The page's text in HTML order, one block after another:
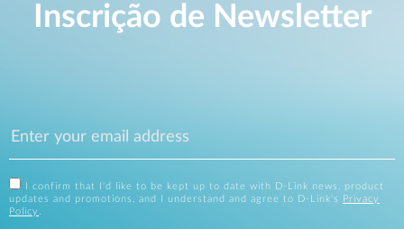
Inscrição de Newsletter
I confirm that I'd like to be kept up to date with D-Link news, product
updates and promotions, and I understand and agree to D-Link's
Privacy
Policy